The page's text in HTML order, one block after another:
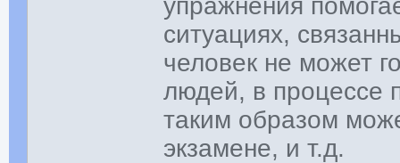
упражнения
ситуациях,
человек не может
людей, в процессе
таким образом
экзамене, и т.д.